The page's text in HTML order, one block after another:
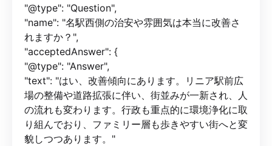
"@type": "Question",
"name": "名駅西側の治安や雰囲気は本当に改善さ
れますか？",
"acceptedAnswer": {
"@type": "Answer",
"text": "はい、改善傾向にあります。リニア駅前広
場の整備や道路拡張に伴い、街並みが一新され、人
の流れも変わります。行政も重点的に環境浄化に取
り組んでおり、ファミリー層も歩きやすい街へと変
貌しつつあります。"